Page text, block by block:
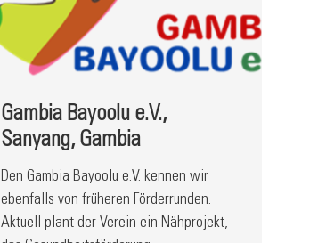
Gambia Bayoolu e.V.,
Sanyang, Gambia
Den Gambia Bayoolu e.V. kennen wir
ebenfalls von früheren Förderrunden.
Aktuell plant der Verein ein Nähprojekt,